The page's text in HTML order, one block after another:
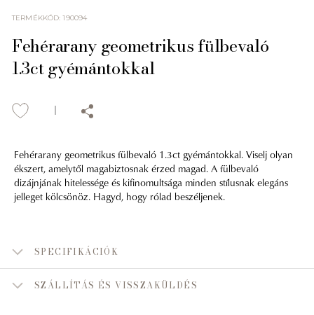
TERMÉKKÓD:190094
Fehérarany geometrikus fülbevaló
1.3ct gyémántokkal
Fehérarany geometrikus fülbevaló 1.3ct gyémántokkal. Viselj olyan
ékszert, amelytől magabiztosnak érzed magad. A fülbevaló
dizájnjának hitelessége és kifinomultsága minden stílusnak elegáns
jelleget kölcsönöz. Hagyd, hogy rólad beszéljenek.
SPECIFIKÁCIÓK
SZÁLLÍTÁS ÉS VISSZAKÜLDÉS